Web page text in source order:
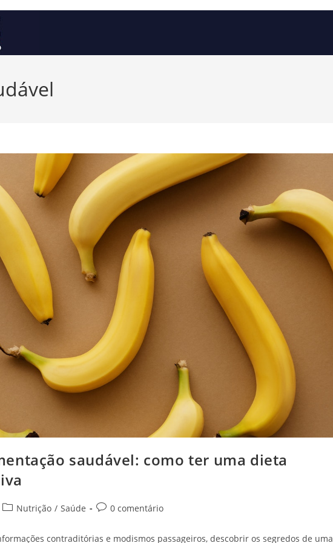
saudável: como ter uma dieta
Categoria
post:
Nutrição / Saúde
Comentários
0 comentário
contraditórias e modismos passageiros, descobrir os segredos de uma